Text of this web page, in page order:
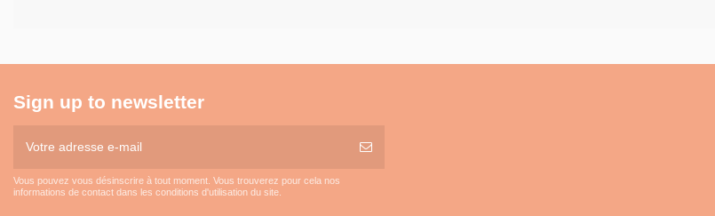
Sign up to newsletter
Vous pouvez vous désinscrire à tout moment. Vous trouverez pour cela nos
informations de contact dans les conditions d'utilisation du site.